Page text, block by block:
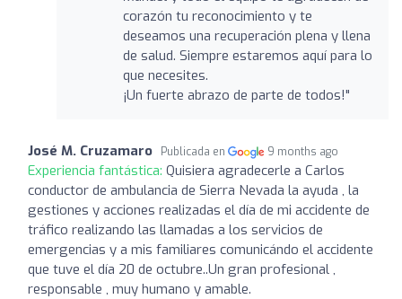
corazón tu reconocimiento y te
deseamos una recuperación plena y llena
de salud. Siempre estaremos aquí para lo
que necesites.
¡Un fuerte abrazo de parte de todos!"
José M. Cruzamaro Publicada en 9 months ago
Experiencia fantástica: Quisiera agradecerle a Carlos
conductor de ambulancia de Sierra Nevada la ayuda , la
gestiones y acciones realizadas el día de mi accidente de
tráfico realizando las llamadas a los servicios de
emergencias y a mis familiares comunicándo el accidente
que tuve el día 20 de octubre..Un gran profesional ,
responsable , muy humano y amable.